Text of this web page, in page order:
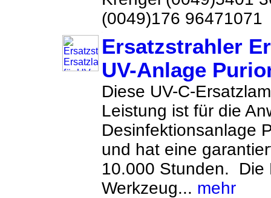
(0049)176
Ersatzstrahler
UV-Anlage
Diese UV-C-
Leistung ist für die
Desinfektionsanlage
und hat eine
10.000 Stunden. Die
Werkzeug... mehr